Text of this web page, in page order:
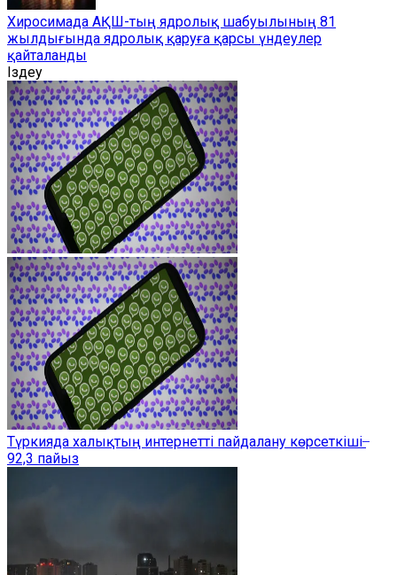
Хиросимада АҚШ-тың ядролық шабуылының 81
жылдығында ядролық қаруға қарсы үндеулер
қайталанды
Іздеу
Түркияда халықтың интернетті пайдалану көрсеткіші ̶
92,3 пайыз